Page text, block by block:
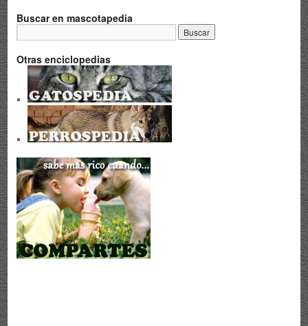
Buscar en mascotapedia
Otras enciclopedias